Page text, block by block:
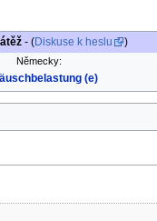
- (Diskuse k heslu )
Německy:
(e)